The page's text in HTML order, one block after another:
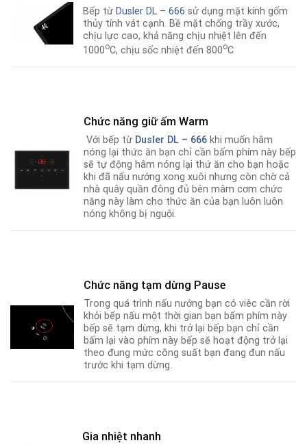
Bếp từ Dusler DL – 666 sử dụng mặt kính gốm
thủy tính vát cạnh. Bề mặt chống trầy xước,
chịu lực cao, khả năng chịu nhiệt lên đến
1000oC, chịu sốc nhiệt đến 800oC
Chức năng giữ ấm Warm
Với bếp từ Dusler DL – 666 khi muốn hâm
nóng lại thức ăn bạn chỉ cần bấm phím này bếp
sẽ tự động hâm nóng lại thứ ăn cho bạn hoặc
khi đã nấu nướng xong xuôi nhưng còn chờ cả
nhà quây quần đông đủ bên mâm cơm chức
năng này làm cho thức ăn của bạn luôn luôn
nóng không bị nguội.
Chức năng tạm dừng Pause
Trong quá trình nấu nướng bạn có viêc cần rời
khỏi bếp nấu một thời gian bạn bấm phím này
bếp sẽ tạm dừng, khi trở lại bếp bạn chỉ cần
bấm lại vào phím này bếp sẽ hoạt động trở lại
theo đung mức công suất bạn đang đun nấu
trước khi tạm dừng.
Gia nhiệt nhanh